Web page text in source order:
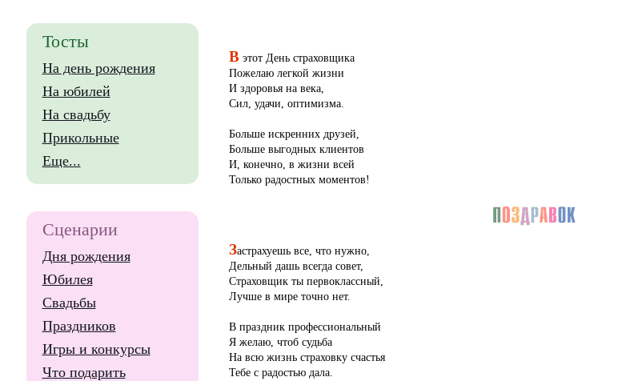
Вэтот День страховщика
Пожелаю легкой жизни
И здоровья на века,
Сил, удачи, оптимизма.
Больше искренних друзей,
Больше выгодных клиентов
И, конечно, в жизни всей
Только радостных моментов!
Застрахуешь все, что нужно,
Дельный дашь всегда совет,
Страховщик ты первоклассный,
Лучше в мире точно нет.
В праздник профессиональный
Я желаю, чтоб судьба
На всю жизнь страховку счастья
Тебе с радостью дала.
Тосты
На день рождения
На юбилей
На свадьбу
Прикольные
Еще...
Сценарии
Дня рождения
Юбилея
Свадьбы
Праздников
Игры и конкурсы
Что подарить